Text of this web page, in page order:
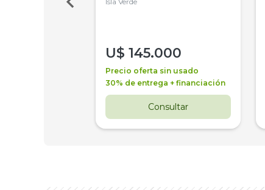
U$ 145.000
Precio oferta sin usado
30% de entrega + financiación
Consultar